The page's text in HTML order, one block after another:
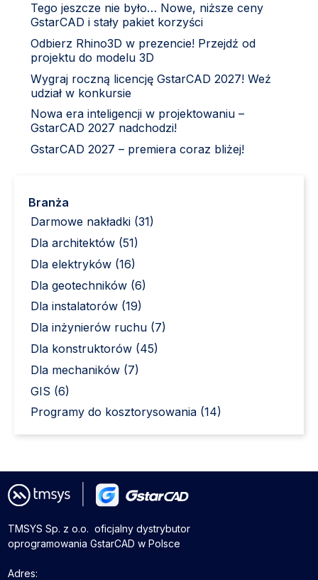
Tego jeszcze nie było… Nowe, niższe ceny
GstarCAD i stały pakiet korzyści
Odbierz Rhino3D w prezencie! Przejdź od
projektu do modelu 3D
Wygraj roczną licencję GstarCAD 2027! Weź
udział w konkursie
Nowa era inteligencji w projektowaniu –
GstarCAD 2027 nadchodzi!
GstarCAD 2027 – premiera coraz bliżej!
Branża
Darmowe nakładki (31)
Dla architektów (51)
Dla elektryków (16)
Dla geotechników (6)
Dla instalatorów (19)
Dla inżynierów ruchu (7)
Dla konstruktorów (45)
Dla mechaników (7)
GIS (6)
Programy do kosztorysowania (14)
TMSYS Sp. z o.o. ­ oficjalny dystrybutor
oprogramowania GstarCAD w Polsce
Adres: